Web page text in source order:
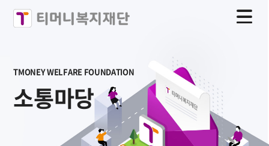
TMONEY WELFARE FOUNDATION
소통마당